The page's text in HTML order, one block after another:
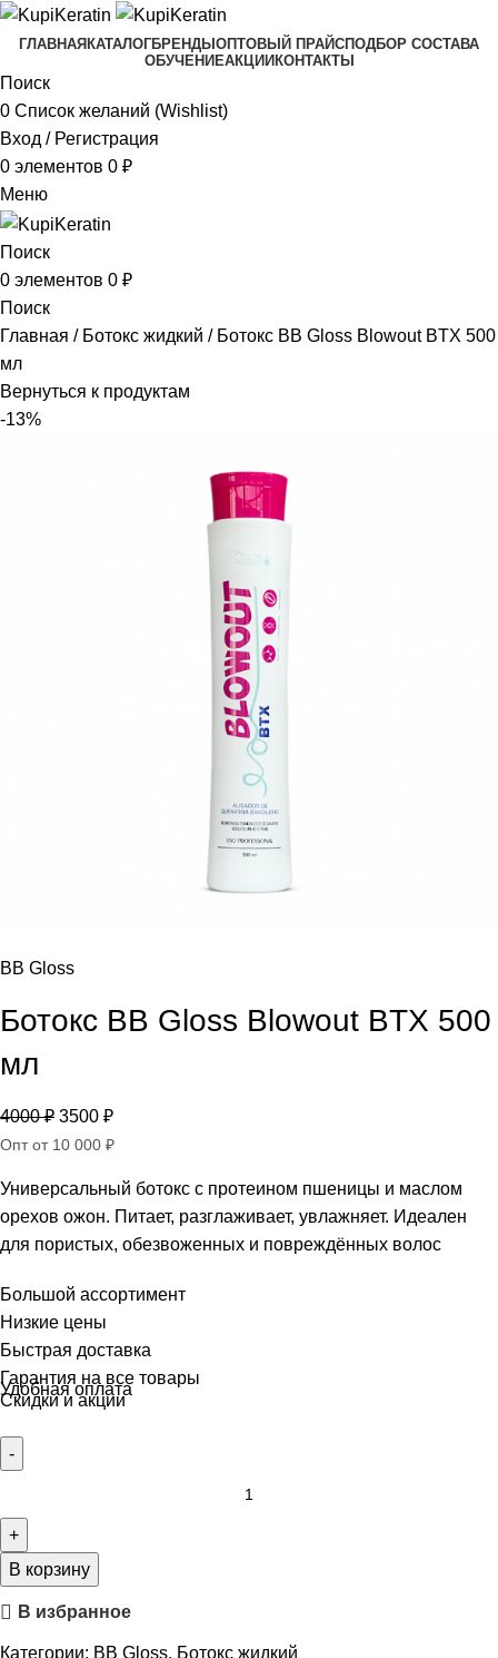
ГЛАВНАЯ КАТАЛОГБРЕНДЫ ОПТОВЫЙ ПРАЙСПОДБОР СОСТАВА
ОБУЧЕНИЕАКЦИИ КОНТАКТЫ
Поиск
0 Список желаний (Wishlist)
Вход / Регистрация
0 элементов 0 ₽
Меню
Поиск
0 элементов 0 ₽
Поиск
Главная
Ботокс жидкий
Ботокс BB Gloss Blowout BTX 500
мл
Вернуться к продуктам
-13%
BB Gloss
Ботокс BB Gloss Blowout BTX 500
мл
4000₽ 3500 ₽
Опт от 10 000 ₽
Универсальный ботокс с протеином пшеницы и маслом
орехов ожон. Питает, разглаживает, увлажняет. Идеален
для пористых, обезвоженных и повреждённых волос
Большой ассортимент
Низкие цены
Быстрая доставка
Гарантия на все товары
Удобная оплата
Скидки и акции
В корзину
В избранное
Категории: BB Gloss, Ботокс жидкий